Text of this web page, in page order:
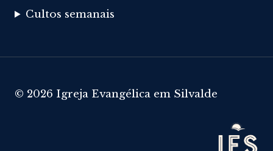
Cultos semanais
© 2026 Igreja Evangélica em Silvalde